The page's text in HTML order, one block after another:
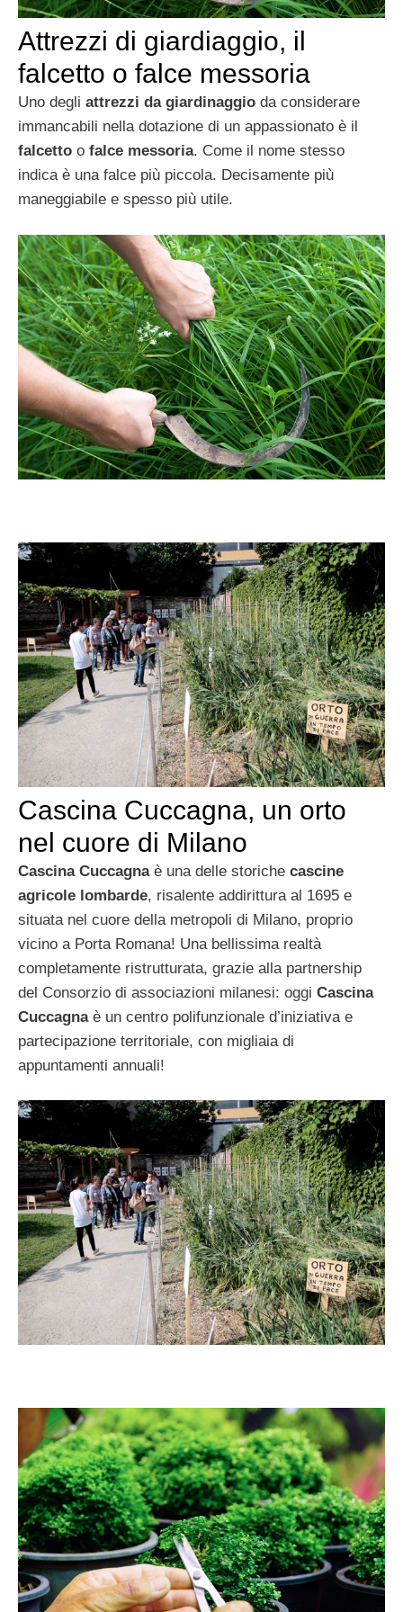
Attrezzi di giardiaggio, il
falcetto o falce messoria
Uno degli attrezzi da giardinaggio da considerare
immancabili nella dotazione di un appassionato è il
falcetto o falce messoria. Come il nome stesso
indica è una falce più piccola. Decisamente più
maneggiabile e spesso più utile.
Cascina Cuccagna, un orto
nel cuore di Milano
Cascina Cuccagnaè una delle storiche cascine
agricole lombarde, risalente addirittura al 1695 e
situata nel cuore della metropoli di Milano, proprio
vicino a Porta Romana! Una bellissima realtà
completamente ristrutturata, grazie alla partnership
del Consorzio di associazioni milanesi: oggi Cascina
Cuccagnaè un centro polifunzionale d’iniziativa e
partecipazione territoriale, con migliaia di
appuntamenti annuali!